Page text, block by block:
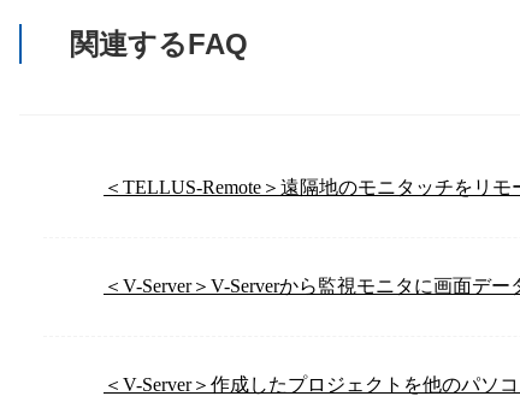
関連するFAQ
＜TELLUS-Remote＞遠隔地のモニタッチをリモ
＜V-Server＞V-Serverから監視モニタに画面デ
＜V-Server＞作成したプロジェクトを他のパソ